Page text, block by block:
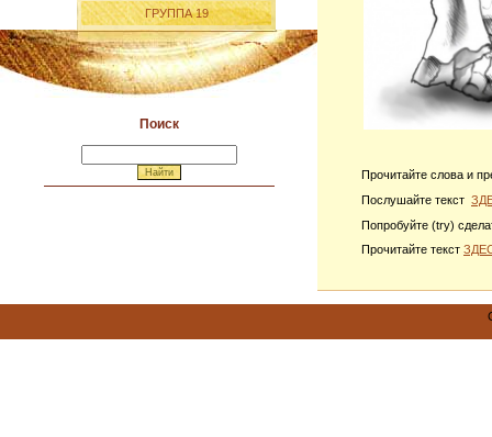
ГРУППА 19
Поиск
Прочитайте слова и
Послушайте текст
Попробуйте (try)
Прочитайте текст